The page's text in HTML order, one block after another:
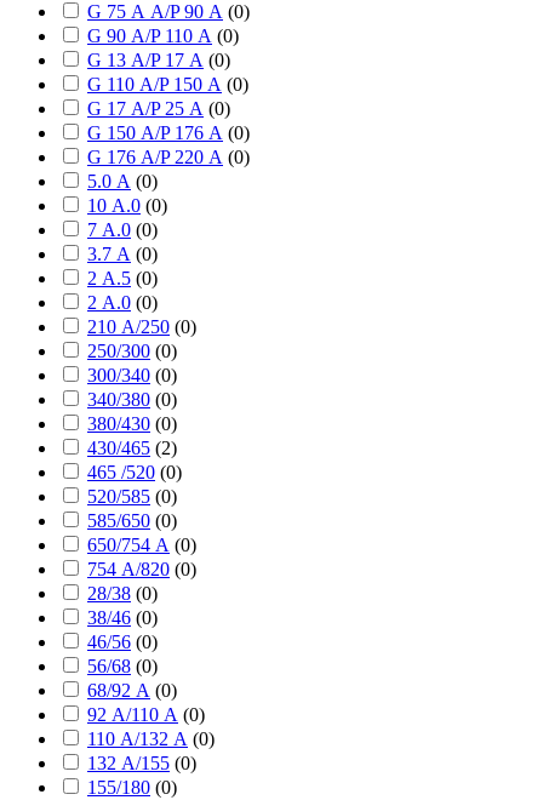
G 75 А А/P 90 А (0)
G 90 А/P 110 А (0)
G 13 А/P 17 А (0)
G 110 А/P 150 А (0)
G 17 А/P 25 А (0)
G 150 А/P 176 А (0)
G 176 А/P 220 А (0)
5.0 А (0)
10 А.0 (0)
7 А.0 (0)
3.7 А (0)
2 А.5 (0)
2 А.0 (0)
210 А/250 (0)
250/300 (0)
300/340 (0)
340/380 (0)
380/430 (0)
430/465 (2)
465 /520 (0)
520/585 (0)
585/650 (0)
650/754 А (0)
754 А/820 (0)
28/38 (0)
38/46 (0)
46/56 (0)
56/68 (0)
68/92 А (0)
92 А/110 А (0)
110 А/132 А (0)
132 А/155 (0)
155/180 (0)